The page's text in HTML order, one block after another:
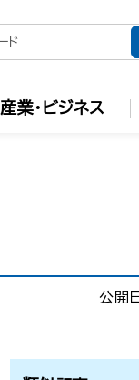
産業・ビジネス
公開